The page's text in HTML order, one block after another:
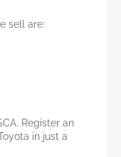
sell are:
Register an
in just a